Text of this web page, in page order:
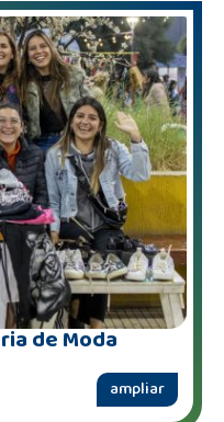
de Moda
ampliar